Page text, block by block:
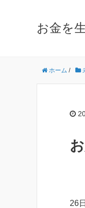
お金を
ホーム /
26